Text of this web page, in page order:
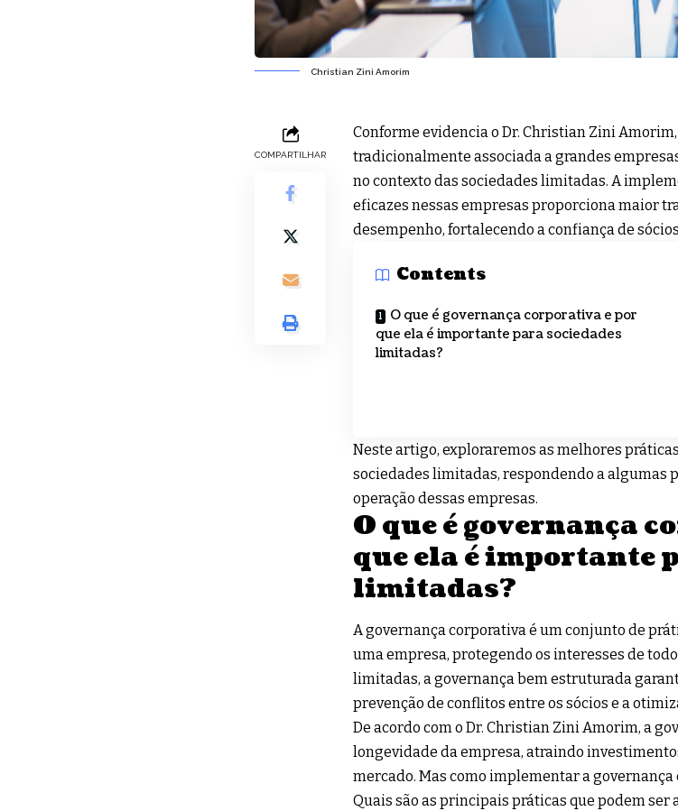
Christian Zini Amorim
COMPARTILHAR
Conforme evidencia o Dr. Christian Zini
tradicionalmente associada a grandes
no contexto das sociedades limitadas. A
eficazes nessas empresas proporciona maior
desempenho, fortalecendo a confiança de
Contents
O que é governança corporativa e por
que ela é importante para sociedades
limitadas?
Neste artigo, exploraremos as melhores
sociedades limitadas, respondendo a algumas
operação dessas empresas.
O que é governança
que ela é importante
limitadas?
A governança corporativa é um conjunto de
uma empresa, protegendo os interesses de
limitadas, a governança bem estruturada
prevenção de conflitos entre os sócios e a
De acordo com o Dr. Christian Zini Amorim, a
longevidade da empresa, atraindo
mercado. Mas como implementar a
Quais são as principais práticas que podem ser